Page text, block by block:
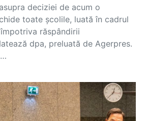
deciziei de acum o
toate şcolile, luată în cadrul
răspândirii
dpa, preluată de Agerpres.